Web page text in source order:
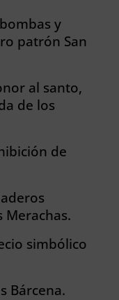
y
patrón San
al santo,
de los
de
Merachas.
simbólico
Bárcena.